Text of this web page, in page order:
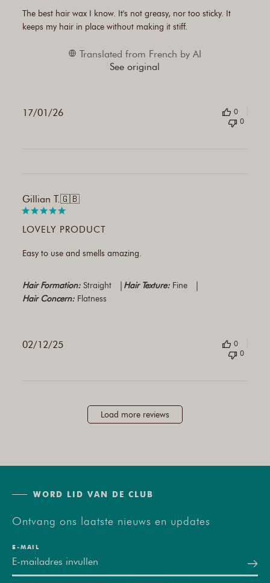
The best hair wax I know. It's not greasy, nor too sticky. It
keeps my hair in place without making it stiff.
Translated from French by AI
See original
17/01/26
0
0
Gillian T.🇬🇧
LOVELY PRODUCT
Easy to use and smells amazing.
Hair Formation: Straight | Hair Texture: Fine |
Hair Concern: Flatness
02/12/25
0
0
Load more reviews
WORD LID VAN DE CLUB
Ontvang ons laatste nieuws en updates
E‑MAIL